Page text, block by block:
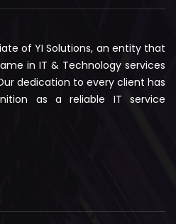
of YI Solutions, an entity that
in IT & Technology services
dedication to every client has
as a reliable IT service